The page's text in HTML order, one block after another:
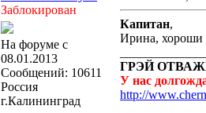
Заблокирован
На форуме с
08.01.2013
Сообщений: 10611
Россия
г.Калининград
Капитан,
Ирина,
ГРЭЙ
У нас
http://